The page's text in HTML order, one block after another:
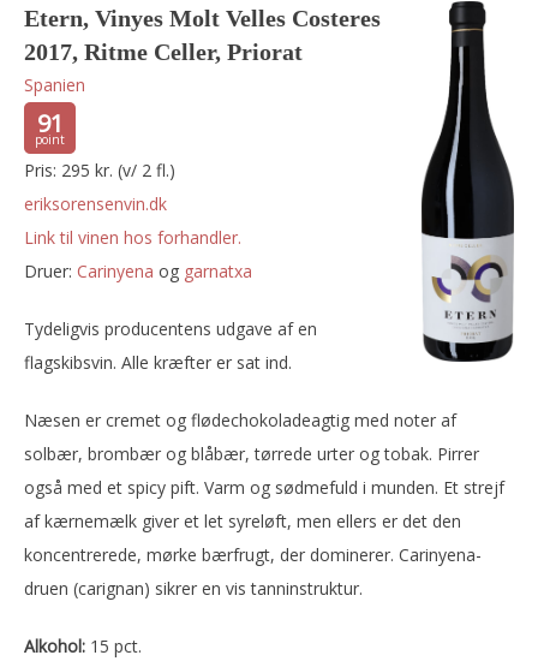
Etern, Vinyes Molt Velles Costeres
2017, Ritme Celler, Priorat
Spanien
91
Pris: 295 kr. (v/ 2 fl.)
eriksorensenvin.dk
Link til vinen hos forhandler.
Druer:
carinyena og garnatxa
Tydeligvis producentens udgave af en
flagskibsvin. Alle kræfter er sat ind.
Næsen er cremet og flødechokoladeagtig med noter af
solbær, brombær og blåbær, tørrede urter og tobak. Pirrer
også med et spicy pift. Varm og sødmefuld i munden. Et strejf
af kærnemælk giver et let syreløft, men ellers er det den
koncentrerede, mørke bærfrugt, der dominerer. Carinyena-
druen (carignan) sikrer en vis tanninstruktur.
Alkohol: 15 pct.